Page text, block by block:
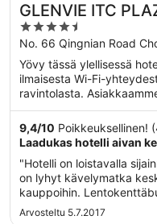
GLENVIE ITC
4.5
out
of
5
No. 66 Qingnian Road
Yövy tässä ylellisessä
ilmaisesta Wi-Fi-
ravintolasta.
9,4/10 Poikkeuksellinen!
Laadukas hotelli aivan
"Hotelli on loistavalla
on lyhyt kävelymatka
kauppoihin.
muutin kävelymatkan
Arvosteltu 5.7.2017